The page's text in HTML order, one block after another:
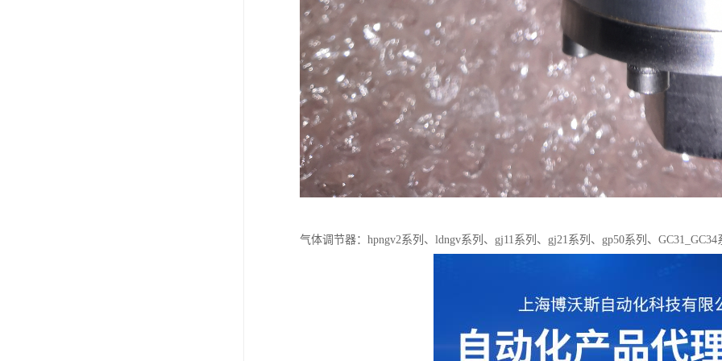
气体调节器：hpngv2系列、ldngv系列、gj11系列、gj21系列、gp50系列、GC31_GC34